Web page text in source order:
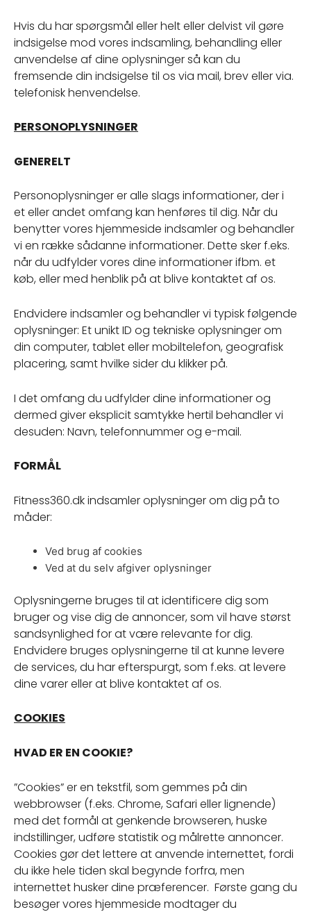
Hvis du har spørgsmål eller helt eller delvist vil gøre
indsigelse mod vores indsamling, behandling eller
anvendelse af dine oplysninger så kan du
fremsende din indsigelse til os via mail, brev eller via.
telefonisk henvendelse.
PERSONOPLYSNINGER
GENERELT
Personoplysninger er alle slags informationer, der i
et eller andet omfang kan henføres til dig. Når du
benytter vores hjemmeside indsamler og behandler
vi en række sådanne informationer. Dette sker f.eks.
når du udfylder vores dine informationer ifbm. et
køb, eller med henblik på at blive kontaktet af os.
Endvidere indsamler og behandler vi typisk følgende
oplysninger: Et unikt ID og tekniske oplysninger om
din computer, tablet eller mobiltelefon, geografisk
placering, samt hvilke sider du klikker på.
I det omfang du udfylder dine informationer og
dermed giver eksplicit samtykke hertil behandler vi
desuden: Navn, telefonnummer og e-mail.
FORMÅL
Fitness360.dk indsamler oplysninger om dig på to
måder:
Ved brug af cookies
Ved at du selv afgiver oplysninger
Oplysningerne bruges til at identificere dig som
bruger og vise dig de annoncer, som vil have størst
sandsynlighed for at være relevante for dig.
Endvidere bruges oplysningerne til at kunne levere
de services, du har efterspurgt, som f.eks. at levere
dine varer eller at blive kontaktet af os.
COOKIES
HVAD ER EN COOKIE?
”Cookies” er en tekstfil, som gemmes på din
webbrowser (f.eks. Chrome, Safari eller lignende)
med det formål at genkende browseren, huske
indstillinger, udføre statistik og målrette annoncer.
Cookies gør det lettere at anvende internettet, fordi
du ikke hele tiden skal begynde forfra, men
internettet husker dine præferencer. Første gang du
besøger vores hjemmeside modtager du